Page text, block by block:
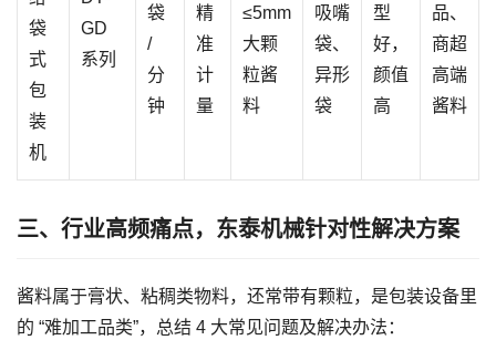
袋
式
包
装
机
GD
系列
袋
/
分
钟
精
准
计
量
≤5mm
大颗
粒酱
料
吸嘴
袋、
异形
袋
型
好，
颜值
高
品、
商超
高端
酱料
三、行业高频痛点，东泰机械针对性解决方案
酱料属于膏状、粘稠类物料，还常带有颗粒，是包装设备里
的 “难加工品类”，总结 4 大常见问题及解决办法：